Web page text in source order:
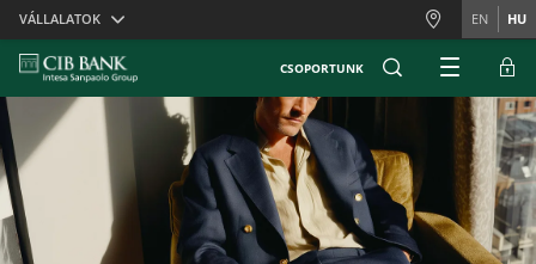
Skiplinks
VÁLLALATOK EN HU
CSOPORTUNK